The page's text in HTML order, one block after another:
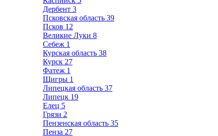
Дербент 3
Псковская область 39
Псков 12
Великие Луки 8
Себеж 1
Курская область 38
Курск 27
Фатеж 1
Щигры 1
Липецкая область 37
Липецк 19
Елец 5
Грязи 2
Пензенская область 35
Пенза 27